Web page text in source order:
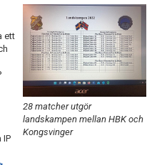
28 matcher utgör
landskampen mellan HBK och
Kongsvinger
ett
IP